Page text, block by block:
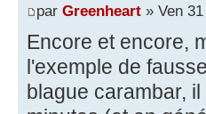
par Greenheart » Ven
Encore et encore,
l'exemple de
blague carambar,